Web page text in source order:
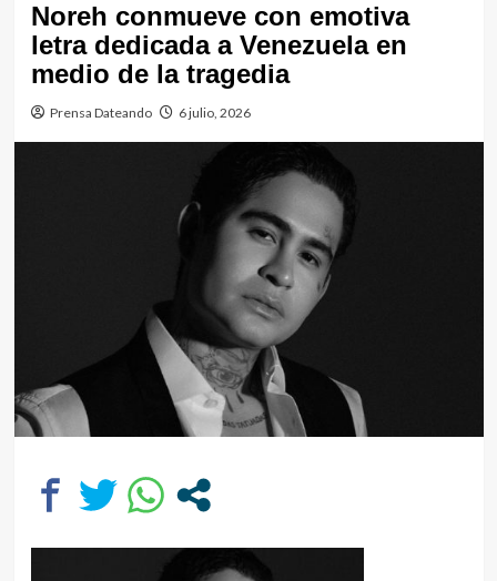
Noreh conmueve con emotiva
letra dedicada a Venezuela en
medio de la tragedia
Prensa Dateando 6 julio, 2026